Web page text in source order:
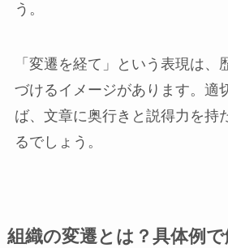
う。
「変遷を経て」という表現は、
づけるイメージがあります。適
ば、文章に奥行きと説得力を持
るでしょう。
組織の変遷とは？具体例